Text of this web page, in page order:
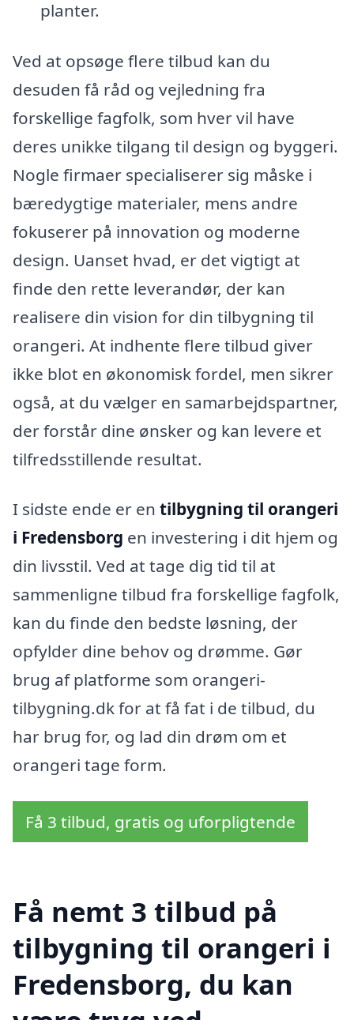
planter.
Ved at opsøge flere tilbud kan du
desuden få råd og vejledning fra
forskellige fagfolk, som hver vil have
deres unikke tilgang til design og byggeri.
Nogle firmaer specialiserer sig måske i
bæredygtige materialer, mens andre
fokuserer på innovation og moderne
design. Uanset hvad, er det vigtigt at
finde den rette leverandør, der kan
realisere din vision for din tilbygning til
orangeri. At indhente flere tilbud giver
ikke blot en økonomisk fordel, men sikrer
også, at du vælger en samarbejdspartner,
der forstår dine ønsker og kan levere et
tilfredsstillende resultat.
I sidste ende er en tilbygning til orangeri
i Fredensborg en investering i dit hjem og
din livsstil. Ved at tage dig tid til at
sammenligne tilbud fra forskellige fagfolk,
kan du finde den bedste løsning, der
opfylder dine behov og drømme. Gør
brug af platforme som orangeri-
tilbygning.dk for at få fat i de tilbud, du
har brug for, og lad din drøm om et
orangeri tage form.
Få 3 tilbud, gratis og uforpligtende
Få nemt 3 tilbud på
tilbygning til orangeri i
Fredensborg, du kan